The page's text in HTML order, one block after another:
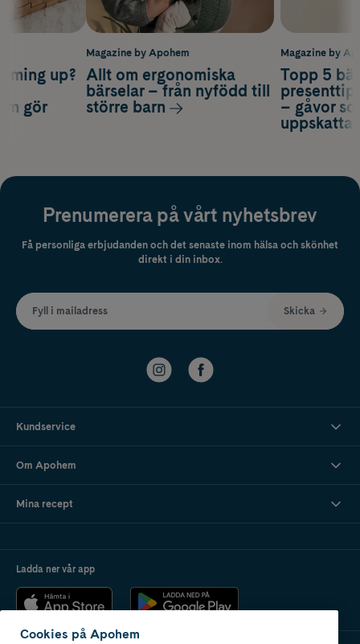
Magazine by
Topp 5
– gåvor
up?
gör
Magazine by Apohem
Allt om ergonomiska
bärselar – från nyfödd till
större barn
Prenumerera på vårt nyhetsbrev
Få personliga erbjudanden och det senaste inom hälsa och skönhet
direkt i din inbox.
Fyll i mailadress Skicka
Kundservice
Om Apohem
Mina recept
Ladda ner vår app
Cookies på Apohem